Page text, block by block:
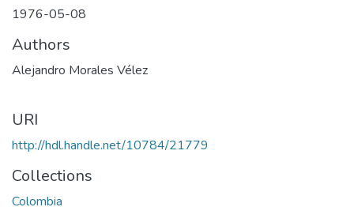
1976-05-08
Authors
Alejandro Morales Vélez
URI
http://hdl.handle.net/10784/21779
Collections
Colombia